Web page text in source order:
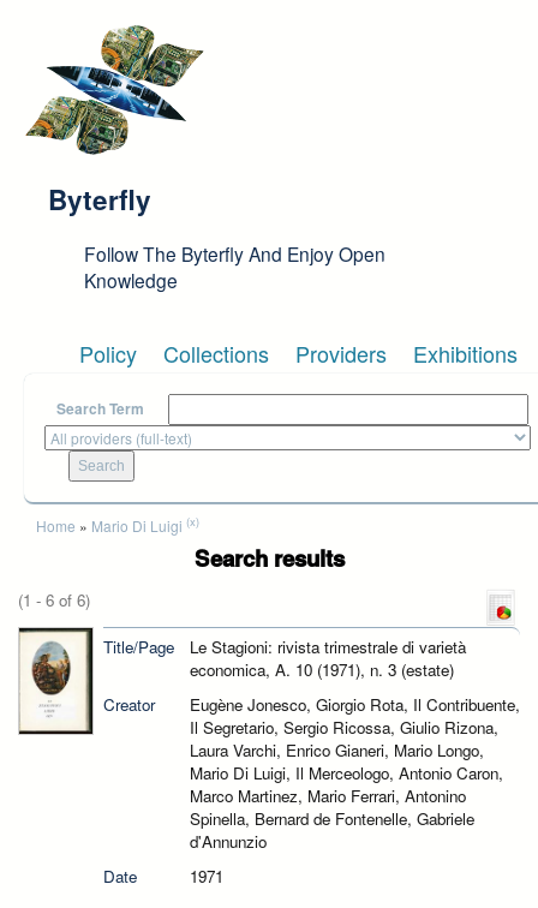
Byterfly
Follow The Byterfly And Enjoy Open
Knowledge
Policy Collections Providers Exhibitions
Search Term
You are here
Home » Mario Di Luigi (x)
Search results
(1 - 6 of 6)
Title/Page
Le Stagioni: rivista trimestrale di varietà
economica, A. 10 (1971), n. 3 (estate)
Creator
Eugène Jonesco, Giorgio Rota, Il Contribuente,
Il Segretario, Sergio Ricossa, Giulio Rizona,
Laura Varchi, Enrico Gianeri, Mario Longo,
Mario Di Luigi, Il Merceologo, Antonio Caron,
Marco Martinez, Mario Ferrari, Antonino
Spinella, Bernard de Fontenelle, Gabriele
d'Annunzio
Date
1971